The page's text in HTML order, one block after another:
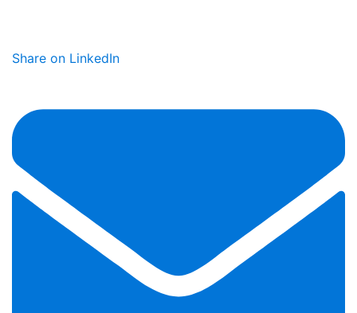
Share on LinkedIn